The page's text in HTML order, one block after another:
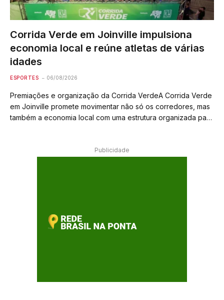
Corrida Verde em Joinville impulsiona
economia local e reúne atletas de várias
idades
ESPORTES 06/08/2026
Premiações e organização da Corrida VerdeA Corrida Verde
em Joinville promete movimentar não só os corredores, mas
também a economia local com uma estrutura organizada para
Publicidade